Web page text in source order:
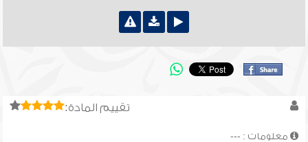
تقييم المادة:
معلومات : ---